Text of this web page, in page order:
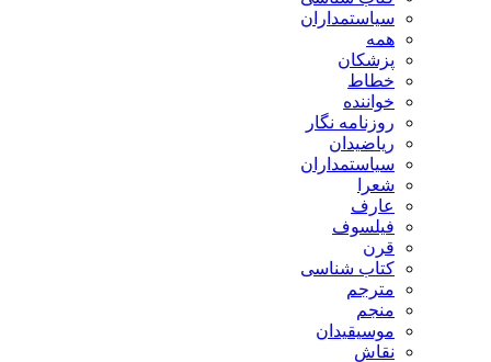
سیاستمداران
همه
پزشکان
خطاط
خواننده
روزنامه نگار
ریاضیدان
سیاستمداران
شعرا
عارف
فیلسوف
قرن
کتاب شناسی
مترجم
منجم
موسیقیدان
نقاش